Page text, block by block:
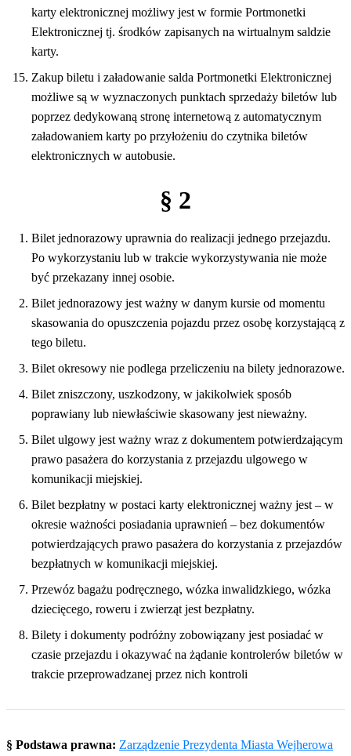
karty elektronicznej możliwy jest w formie Portmonetki
Elektronicznej tj. środków zapisanych na wirtualnym saldzie
karty.
Zakup biletu i załadowanie salda Portmonetki Elektronicznej
możliwe są w wyznaczonych punktach sprzedaży biletów lub
poprzez dedykowaną stronę internetową z automatycznym
załadowaniem karty po przyłożeniu do czytnika biletów
elektronicznych w autobusie.
§ 2
Bilet jednorazowy uprawnia do realizacji jednego przejazdu.
Po wykorzystaniu lub w trakcie wykorzystywania nie może
być przekazany innej osobie.
Bilet jednorazowy jest ważny w danym kursie od momentu
skasowania do opuszczenia pojazdu przez osobę korzystającą z
tego biletu.
Bilet okresowy nie podlega przeliczeniu na bilety jednorazowe.
Bilet zniszczony, uszkodzony, w jakikolwiek sposób
poprawiany lub niewłaściwie skasowany jest nieważny.
Bilet ulgowy jest ważny wraz z dokumentem potwierdzającym
prawo pasażera do korzystania z przejazdu ulgowego w
komunikacji miejskiej.
Bilet bezpłatny w postaci karty elektronicznej ważny jest – w
okresie ważności posiadania uprawnień – bez dokumentów
potwierdzających prawo pasażera do korzystania z przejazdów
bezpłatnych w komunikacji miejskiej.
Przewóz bagażu podręcznego, wózka inwalidzkiego, wózka
dziecięcego, roweru i zwierząt jest bezpłatny.
Bilety i dokumenty podróżny zobowiązany jest posiadać w
czasie przejazdu i okazywać na żądanie kontrolerów biletów w
trakcie przeprowadzanej przez nich kontroli
§ Podstawa prawna: Zarządzenie Prezydenta Miasta Wejherowa